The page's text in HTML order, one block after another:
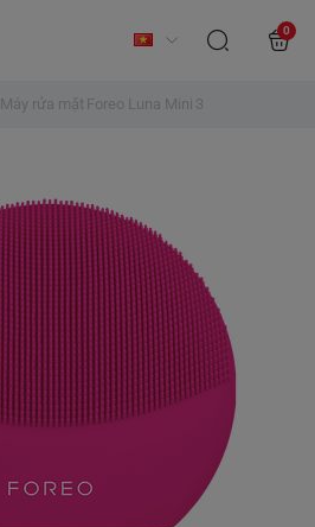
0
Máy rửa mặt Foreo Luna Mini 3